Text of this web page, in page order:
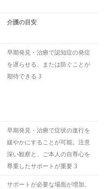
介護の目安
早期発見・治療で認知症の発症
を遅らせる、または防ぐことが
期待できる 3
早期発見・治療で症状の進行を
緩やかにすることが可能。注意
深い観察と、ご本人の自尊心を
尊重したサポートが重要3
サポートが必要な場面が増加。